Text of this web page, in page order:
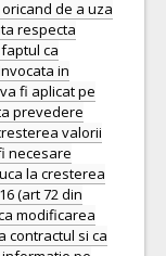
de a uza
respecta
ca
in
fi aplicat pe
prevedere
valorii
necesare
la cresterea
(art 72 din
modificarea
contractul si ca